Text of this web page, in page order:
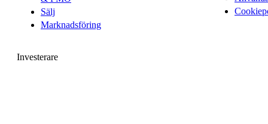
Sälj
Marknadsföring
Investerare